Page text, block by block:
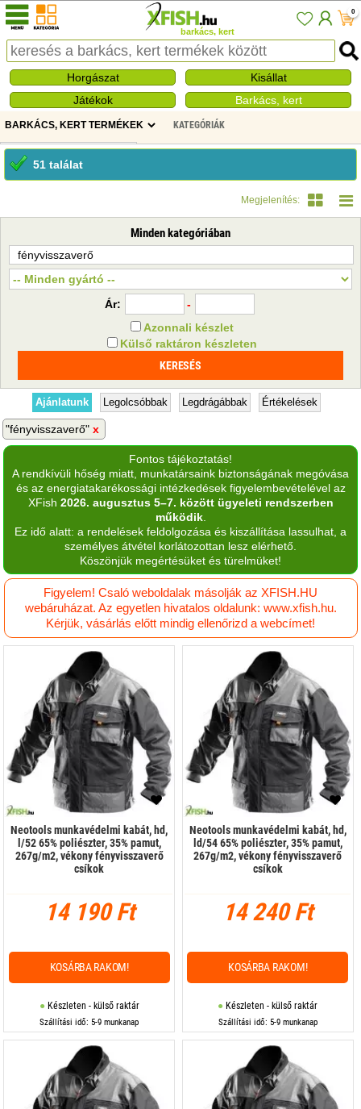
barkács, kert
0
Horgászat
Kisállat
Játékok
Barkács, kert
KATEGÓRIÁK
51 találat
Megjelenítés:
Minden kategóriában
Ár:
-
Azonnali készlet
Külső raktáron készleten
Ajánlatunk Legolcsóbbak Legdrágábbak Értékelések
"fényvisszaverő"
Fontos tájékoztatás!
A rendkívüli hőség miatt, munkatársaink biztonságának megóvása
és az energiatakarékossági intézkedések figyelembevételével az
XFish 2026. augusztus 5–7. között ügyeleti rendszerben
működik.
Ez idő alatt: a rendelések feldolgozása és kiszállítása lassulhat, a
személyes átvétel korlátozottan lesz elérhető.
Köszönjük megértésüket és türelmüket!
Figyelem! Csaló weboldalak másolják az XFISH.HU
webáruházat. Az egyetlen hivatalos oldalunk: www.xfish.hu.
Kérjük, vásárlás előtt mindig ellenőrizd a webcímet!
Neotools munkavédelmi kabát, hd,
l/52 65% poliészter, 35% pamut,
267g/m2, vékony fényvisszaverő
csíkok
14 190 Ft
Készleten - külső raktár
Szállítási idő: 5-9 munkanap
KOSÁRBA RAKOM!
Neotools munkavédelmi kabát, hd,
ld/54 65% poliészter, 35% pamut,
267g/m2, vékony fényvisszaverő
csíkok
14 240 Ft
Készleten - külső raktár
Szállítási idő: 5-9 munkanap
KOSÁRBA RAKOM!